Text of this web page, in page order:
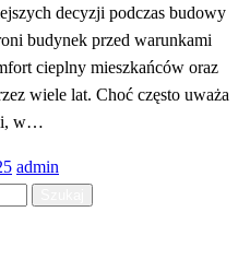
decyzji podczas budowy
budynek przed warunkami
cieplny mieszkańców oraz
wiele lat. Choć często uważa
w…
admin